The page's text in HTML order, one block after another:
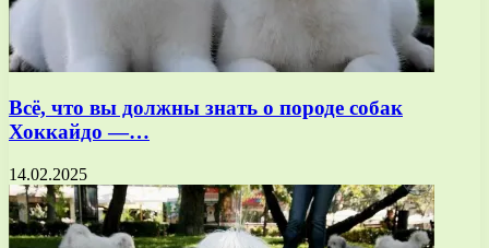
Всё, что вы должны знать о породе собак
Хоккайдо —…
14.02.2025